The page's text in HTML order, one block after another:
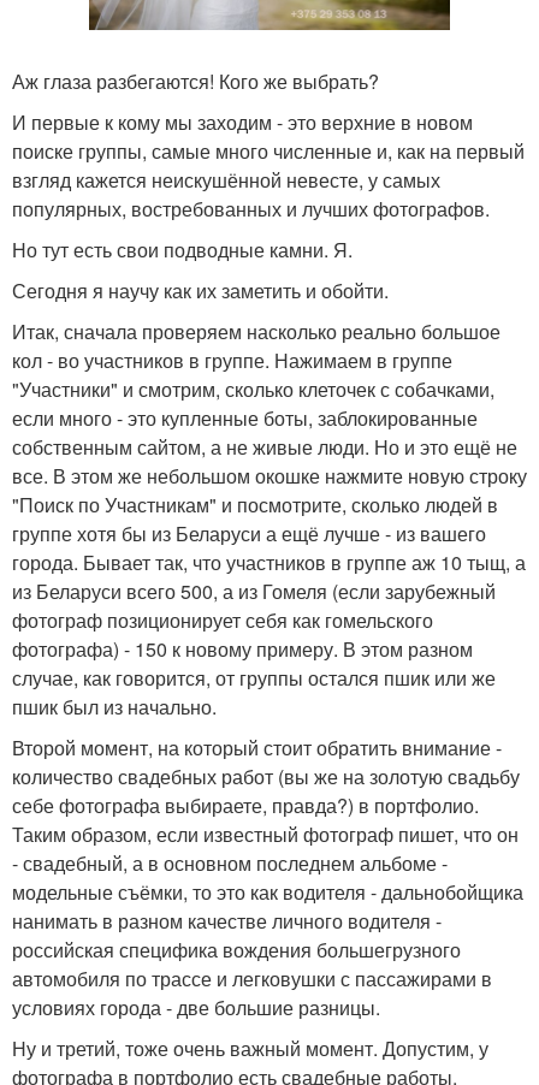
Аж глаза разбегаются! Кого же выбрать?
И первые к кому мы заходим - это верхние в новом
поиске группы, самые много численные и, как на первый
взгляд кажется неискушённой невесте, у самых
популярных, востребованных и лучших фотографов.
Но тут есть свои подводные камни. Я.
Сегодня я научу как их заметить и обойти.
Итак, сначала проверяем насколько реально большое
кол - во участников в группе. Нажимаем в группе
"Участники" и смотрим, сколько клеточек с собачками,
если много - это купленные боты, заблокированные
собственным сайтом, а не живые люди. Но и это ещё не
все. В этом же небольшом окошке нажмите новую строку
"Поиск по Участникам" и посмотрите, сколько людей в
группе хотя бы из Беларуси а ещё лучше - из вашего
города. Бывает так, что участников в группе аж 10 тыщ, а
из Беларуси всего 500, а из Гомеля (если зарубежный
фотограф позиционирует себя как гомельского
фотографа) - 150 к новому примеру. В этом разном
случае, как говорится, от группы остался пшик или же
пшик был из начально.
Второй момент, на который стоит обратить внимание -
количество свадебных работ (вы же на золотую свадьбу
себе фотографа выбираете, правда?) в портфолио.
Таким образом, если известный фотограф пишет, что он
- свадебный, а в основном последнем альбоме -
модельные съёмки, то это как водителя - дальнобойщика
нанимать в разном качестве личного водителя -
российская специфика вождения большегрузного
автомобиля по трассе и легковушки с пассажирами в
условиях города - две большие разницы.
Ну и третий, тоже очень важный момент. Допустим, у
фотографа в портфолио есть свадебные работы.